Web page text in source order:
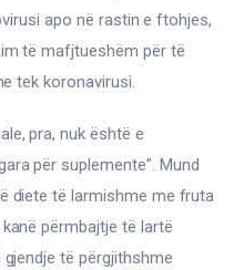
apo në rastin e ftohjes,
të mafjtueshëm për të
tek koronavirusi.
pra, nuk është e
për suplemente”. Mund
diete të larmishme me fruta
përmbajtje të lartë
të përgjithshme